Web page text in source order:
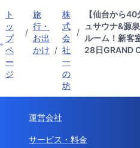
ト
ッ
プ
ペ
ー
ジ
/
旅
行・
お出
かけ /
株
式
会
社
一
の
坊
/
【仙台から
ュサウナ&源
ルーム！新客
28日GRAND
運営会社
サービス・料金